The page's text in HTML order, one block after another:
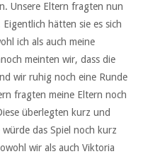
Unsere Eltern fragten nun
hätten sie es sich
ich als auch meine
meinten wir, dass die
wir ruhig noch eine Runde
fragten meine Eltern noch
überlegten kurz und
das Spiel noch kurz
wir als auch Viktoria